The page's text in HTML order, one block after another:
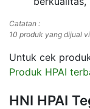
Catatan :
10 produk yang dijual
Untuk cek
Produk HPAI
HNI HPAI